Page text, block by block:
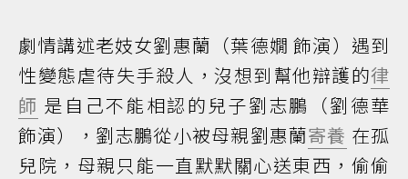
劇情講述老妓女劉惠蘭（葉德嫺 飾演）遇到
性變態虐待失手殺人，沒想到幫他辯護的律
師 是自己不能相認的兒子劉志鵬（劉德華
飾演），劉志鵬從小被母親劉惠蘭寄養 在孤
兒院，母親只能一直默默關心送東西，偷偷